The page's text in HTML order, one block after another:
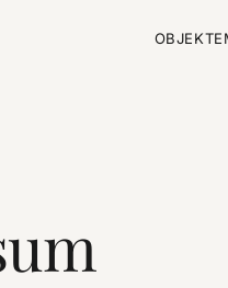
OBJEKTE